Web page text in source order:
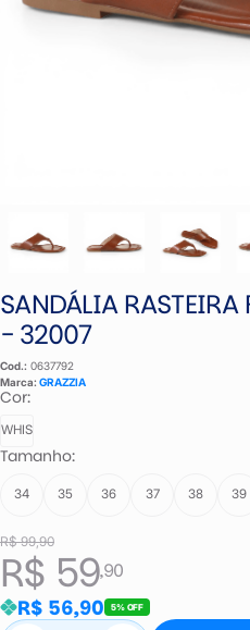
SANDÁLIA
- 32007
Cod.: 0637792
Marca: GRAZZIA
R$ 99,90
R$ 59,90
R$ 56,90 5% OFF
Cor:
WHIS
Tamanho:
34 35 36 37 38 39